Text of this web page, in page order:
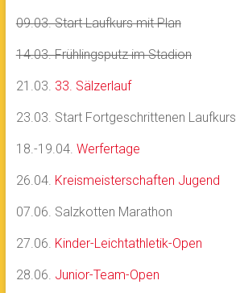
09.03. Start Laufkurs mit Plan
14.03. Frühlingsputz im Stadion
21.03. 33. Sälzerlauf
23.03. Start Fortgeschrittenen Laufkurs
18.-19.04. Werfertage
26.04. Kreismeisterschaften Jugend
07.06. Salzkotten Marathon
27.06. Kinder-Leichtathletik-Open
28.06. Junior-Team-Open